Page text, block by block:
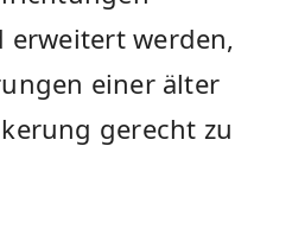
werden,
einer älter
gerecht zu